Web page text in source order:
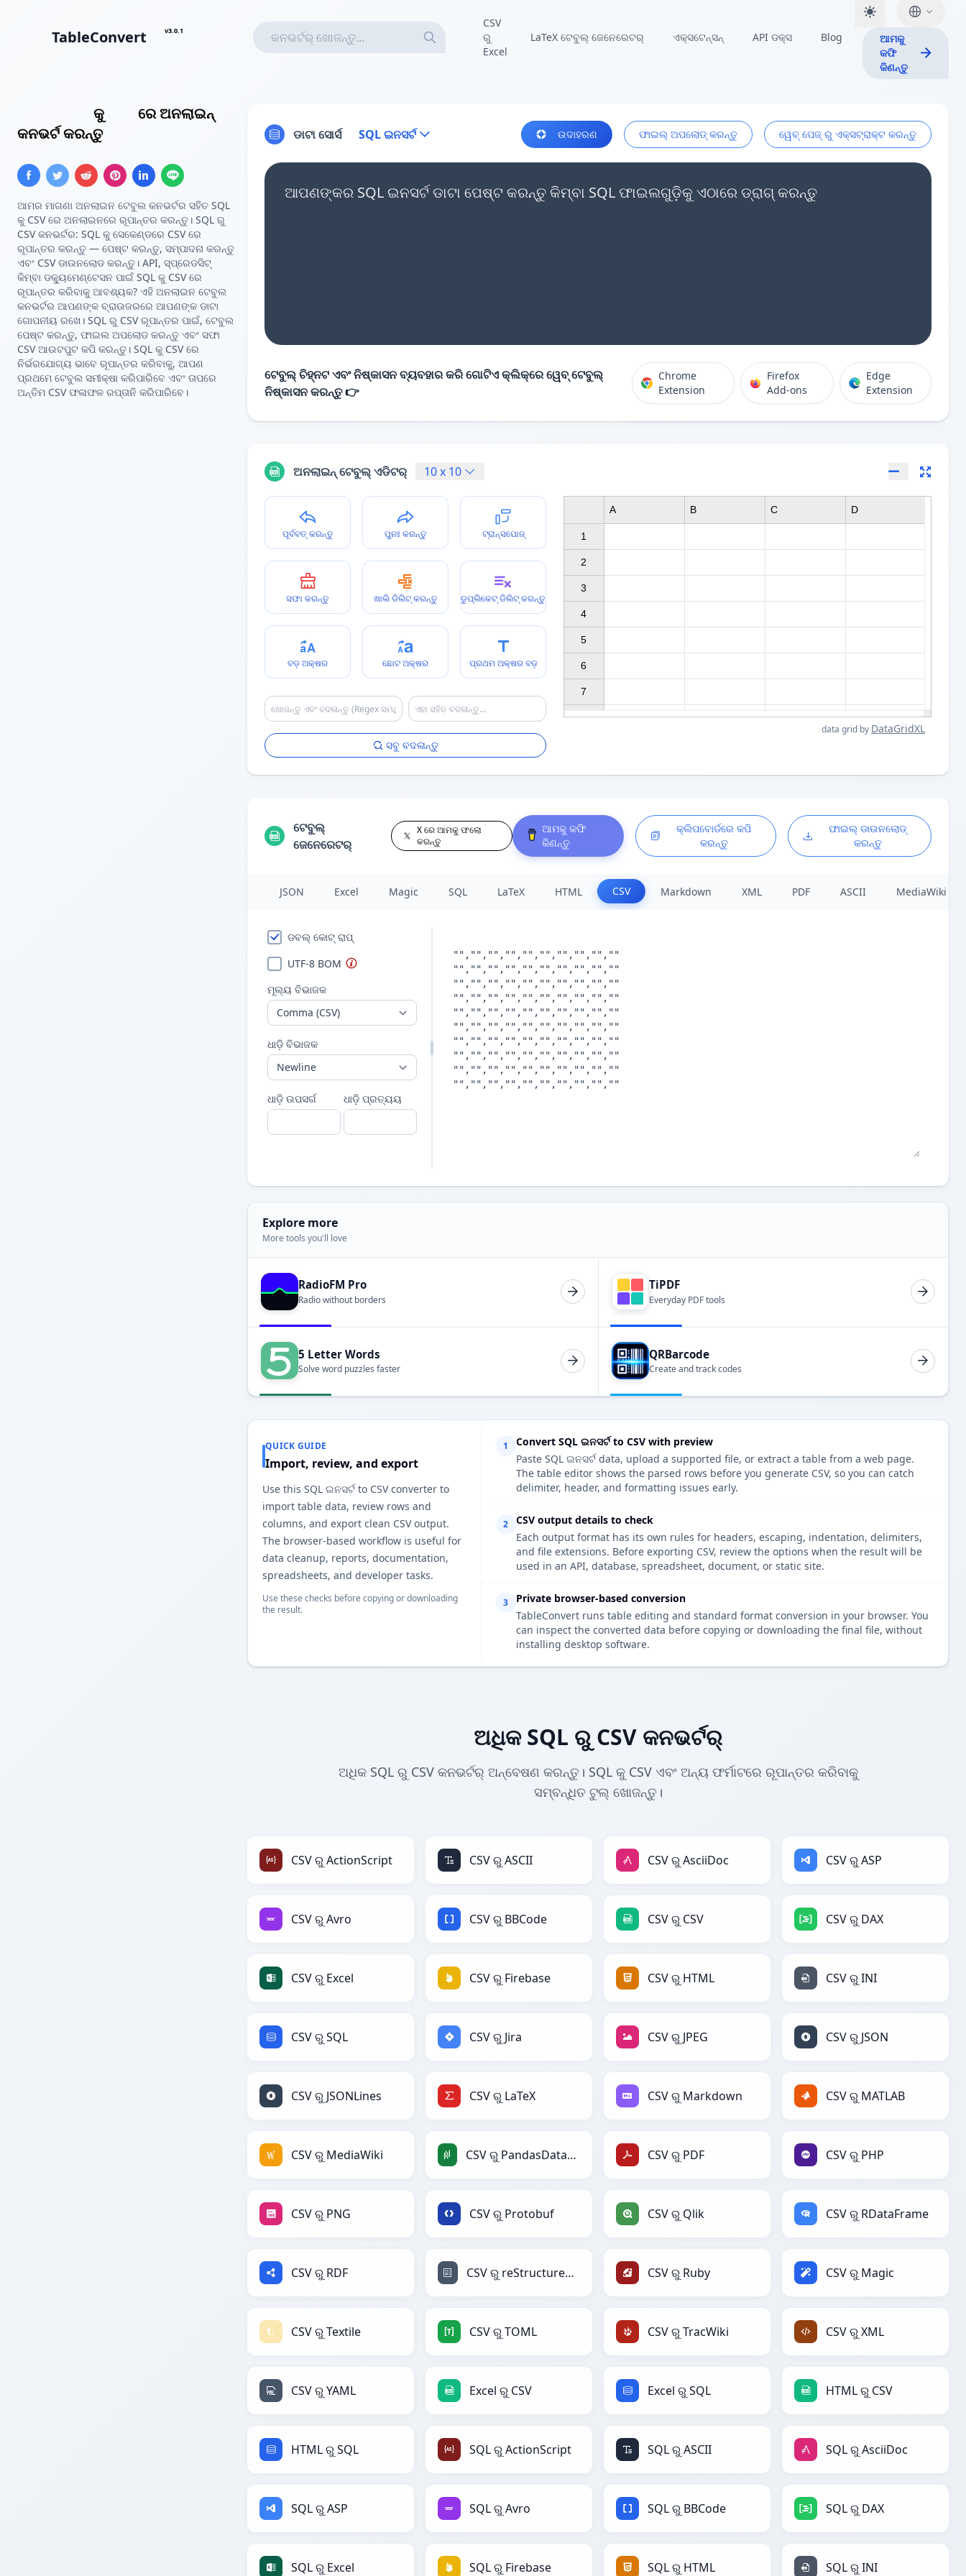
TableConvert v3.0.1
CSV
ରୁ
Excel
LaTeX ଟେବୁଲ୍ ଜେନେରେଟର୍ ଏକ୍ସଟେନ୍ସନ୍ API ଡକ୍ସ Blog
ଆମକୁ
କଫି
କିଣନ୍ତୁ
କୁ
ରେ ଅନଲାଇନ୍
କନଭର୍ଟ କରନ୍ତୁ
ଆମର ମାଗଣା ଅନଲାଇନ ଟେବୁଲ କନଭର୍ଟର ସହିତ SQL
କୁ CSV ରେ ଅନଲାଇନରେ ରୂପାନ୍ତର କରନ୍ତୁ। SQL ରୁ
CSV କନଭର୍ଟର: SQL କୁ ସେକେଣ୍ଡରେ CSV ରେ
ରୂପାନ୍ତର କରନ୍ତୁ — ପେଷ୍ଟ କରନ୍ତୁ, ସମ୍ପାଦନା କରନ୍ତୁ
ଏବଂ CSV ଡାଉନଲୋଡ କରନ୍ତୁ। API, ସ୍ପ୍ରେଡସିଟ୍
କିମ୍ବା ଡକ୍ୟୁମେଣ୍ଟେସନ ପାଇଁ SQL କୁ CSV ରେ
ରୂପାନ୍ତର କରିବାକୁ ଆବଶ୍ୟକ? ଏହି ଅନଲାଇନ ଟେବୁଲ
କନଭର୍ଟର ଆପଣଙ୍କ ବ୍ରାଉଜରରେ ଆପଣଙ୍କ ଡାଟା
ଗୋପନୀୟ ରଖେ। SQL ରୁ CSV ରୂପାନ୍ତର ପାଇଁ, ଟେବୁଲ
ପେଷ୍ଟ କରନ୍ତୁ, ଫାଇଲ ଅପଲୋଡ କରନ୍ତୁ ଏବଂ ସଫା
CSV ଆଉଟପୁଟ କପି କରନ୍ତୁ। SQL କୁ CSV ରେ
ନିର୍ଭରଯୋଗ୍ୟ ଭାବେ ରୂପାନ୍ତର କରିବାକୁ, ଆପଣ
ପ୍ରଥମେ ଟେବୁଲ ସମୀକ୍ଷା କରିପାରିବେ ଏବଂ ତାପରେ
ଅନ୍ତିମ CSV ଫଳାଫଳ ରପ୍ତାନି କରିପାରିବେ।
ଡାଟା ସୋର୍ସ SQL ଇନସର୍ଟ ଉଦାହରଣ ଫାଇଲ୍ ଅପଲୋଡ୍ କରନ୍ତୁ ୱେବ୍ ପେଜ୍ ରୁ ଏକ୍ସଟ୍ରାକ୍ଟ କରନ୍ତୁ
ଆପଣଙ୍କର SQL ଇନସର୍ଟ ଡାଟା ପେଷ୍ଟ କରନ୍ତୁ କିମ୍ବା SQL ଫାଇଲଗୁଡ଼ିକୁ ଏଠାରେ ଡ୍ରାଗ୍ କରନ୍ତୁ
ଟେବୁଲ୍ ଚିହ୍ନଟ ଏବଂ ନିଷ୍କାସନ ବ୍ୟବହାର କରି ଗୋଟିଏ କ୍ଲିକ୍‌ରେ ୱେବ୍ ଟେବୁଲ୍
ନିଷ୍କାସନ କରନ୍ତୁ 👉
Chrome
Extension
Firefox
Add-ons
Edge
Extension
ଅନଲାଇନ୍ ଟେବୁଲ୍ ଏଡିଟର୍ 10x 10
ପୂର୍ବବତ୍ କରନ୍ତୁ ପୁନଃ କରନ୍ତୁ ଟ୍ରାନ୍ସପୋଜ୍
ସଫା କରନ୍ତୁ ଖାଲି ଡିଲିଟ୍ କରନ୍ତୁ ଡୁପ୍ଲିକେଟ୍ ଡିଲିଟ୍ କରନ୍ତୁ
ବଡ଼ ଅକ୍ଷର ଛୋଟ ଅକ୍ଷର ପ୍ରଥମ ଅକ୍ଷର ବଡ଼
ସବୁ ବଦଳାନ୍ତୁ
1
2
3
4
5
6
7
A B C D
data grid by DataGridXL
ଟେବୁଲ୍
ଜେନେରେଟର୍
X ରେ ଆମକୁ ଫଲୋ
କରନ୍ତୁ
ଆମକୁ କଫି
କିଣନ୍ତୁ
କ୍ଲିପବୋର୍ଡରେ କପି
କରନ୍ତୁ
ଫାଇଲ୍ ଡାଉନଲୋଡ୍
କରନ୍ତୁ
JSON Excel Magic SQL LaTeX HTML CSV Markdown XML PDF ASCII MediaWiki
ଡବଲ୍ କୋଟ୍ ରାପ୍
UTF-8 BOM
ମୂଲ୍ୟ ବିଭାଜକ
ଧାଡ଼ି ବିଭାଜକ
ଧାଡ଼ି ଉପସର୍ଗ ଧାଡ଼ି ପ୍ରତ୍ୟୟ
Explore more
More tools you'll love
RadioFM Pro
Radio without borders
TiPDF
Everyday PDF tools
5 Letter Words
Solve word puzzles faster
QRBarcode
Create and track codes
QUICK GUIDE
Import, review, and export
Use this SQL ଇନସର୍ଟ to CSV converter to
import table data, review rows and
columns, and export clean CSV output.
The browser-based workflow is useful for
data cleanup, reports, documentation,
spreadsheets, and developer tasks.
Use these checks before copying or downloading
the result.
1
Convert SQL ଇନସର୍ଟ to CSV with preview
Paste SQL ଇନସର୍ଟ data, upload a supported file, or extract a table from a web page.
The table editor shows the parsed rows before you generate CSV, so you can catch
delimiter, header, and formatting issues early.
2
CSV output details to check
Each output format has its own rules for headers, escaping, indentation, delimiters,
and file extensions. Before exporting CSV, review the options when the result will be
used in an API, database, spreadsheet, document, or static site.
3
Private browser-based conversion
TableConvert runs table editing and standard format conversion in your browser. You
can inspect the converted data before copying or downloading the final file, without
installing desktop software.
ଅଧିକ SQL ରୁ CSV କନଭର୍ଟର୍
ଅଧିକ SQL ରୁ CSV କନଭର୍ଟର୍ ଅନ୍ବେଷଣ କରନ୍ତୁ। SQL କୁ CSV ଏବଂ ଅନ୍ୟ ଫର୍ମାଟରେ ରୂପାନ୍ତର କରିବାକୁ
ସମ୍ବନ୍ଧିତ ଟୁଲ୍ ଖୋଜନ୍ତୁ।
CSV ରୁ ActionScript CSV ରୁ ASCII CSV ରୁ AsciiDoc CSV ରୁ ASP
CSV ରୁ Avro CSV ରୁ BBCode CSV ରୁ CSV CSV ରୁ DAX
CSV ରୁ Excel CSV ରୁ Firebase CSV ରୁ HTML CSV ରୁ INI
CSV ରୁ SQL CSV ରୁ Jira CSV ରୁ JPEG CSV ରୁ JSON
CSV ରୁ JSONLines CSV ରୁ LaTeX CSV ରୁ Markdown CSV ରୁ MATLAB
CSV ରୁ MediaWiki CSV ରୁ PandasDataFrame CSV ରୁ PDF CSV ରୁ PHP
CSV ରୁ PNG CSV ରୁ Protobuf CSV ରୁ Qlik CSV ରୁ RDataFrame
CSV ରୁ RDF CSV ରୁ reStructuredText CSV ରୁ Ruby CSV ରୁ Magic
CSV ରୁ Textile CSV ରୁ TOML CSV ରୁ TracWiki CSV ରୁ XML
CSV ରୁ YAML Excel ରୁ CSV Excel ରୁ SQL HTML ରୁ CSV
HTML ରୁ SQL SQL ରୁ ActionScript SQL ରୁ ASCII SQL ରୁ AsciiDoc
SQL ରୁ ASP SQL ରୁ Avro SQL ରୁ BBCode SQL ରୁ DAX
SQL ରୁ Excel SQL ରୁ Firebase SQL ରୁ HTML SQL ରୁ INI